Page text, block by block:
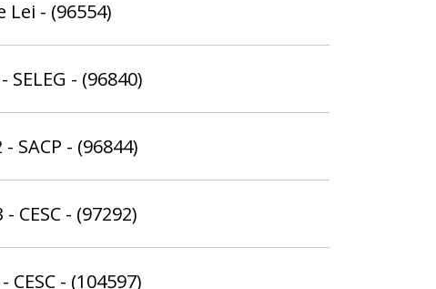
Lei - (96554)
SELEG - (96840)
SACP - (96844)
CESC - (97292)
CESC - (104597)